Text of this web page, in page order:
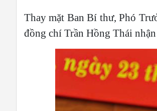
Thay mặt Ban Bí thư, Phó
đồng chí Trần Hồng Thái